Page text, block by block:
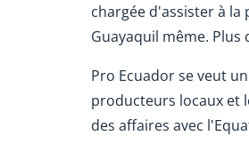
chargée d'assister à
Guayaquil même.
Pro Ecuador se veut
producteurs locaux et
des affaires avec